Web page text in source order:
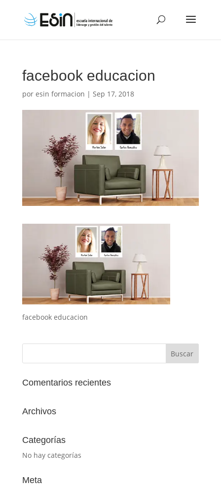
facebook educacion
por esin formacion | Sep 17, 2018
facebook educacion
Comentarios recientes
Archivos
Categorías
No hay categorías
Meta